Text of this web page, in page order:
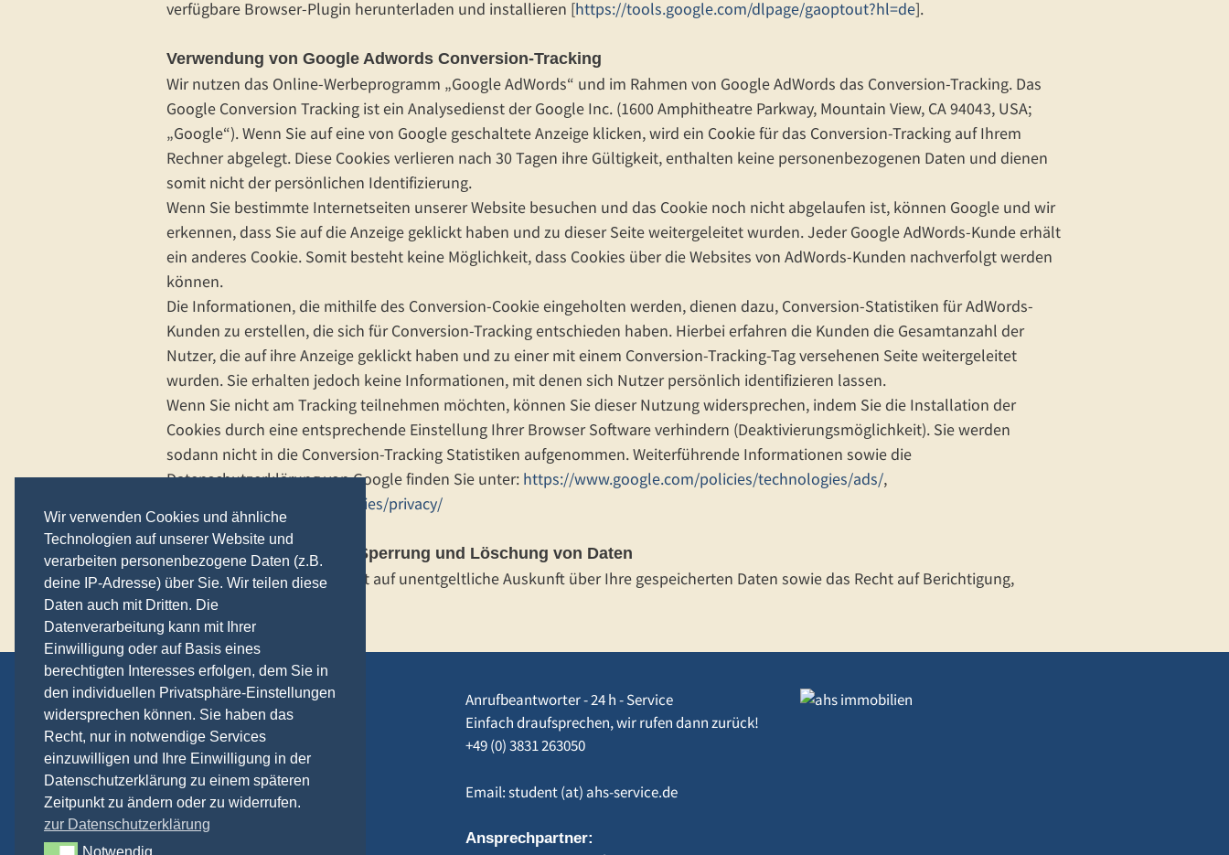
verfügbare Browser-Plugin herunterladen und installieren [https://tools.google.com/dlpage/gaoptout?hl=de].
Verwendung von Google Adwords Conversion-Tracking
Wir nutzen das Online-Werbeprogramm „Google AdWords“ und im Rahmen von Google AdWords das Conversion-Tracking. Das
Google Conversion Tracking ist ein Analysedienst der Google Inc. (1600 Amphitheatre Parkway, Mountain View, CA 94043, USA;
„Google“). Wenn Sie auf eine von Google geschaltete Anzeige klicken, wird ein Cookie für das Conversion-Tracking auf Ihrem
Rechner abgelegt. Diese Cookies verlieren nach 30 Tagen ihre Gültigkeit, enthalten keine personenbezogenen Daten und dienen
somit nicht der persönlichen Identifizierung.
Wenn Sie bestimmte Internetseiten unserer Website besuchen und das Cookie noch nicht abgelaufen ist, können Google und wir
erkennen, dass Sie auf die Anzeige geklickt haben und zu dieser Seite weitergeleitet wurden. Jeder Google AdWords-Kunde erhält
ein anderes Cookie. Somit besteht keine Möglichkeit, dass Cookies über die Websites von AdWords-Kunden nachverfolgt werden
können.
Die Informationen, die mithilfe des Conversion-Cookie eingeholten werden, dienen dazu, Conversion-Statistiken für AdWords-
Kunden zu erstellen, die sich für Conversion-Tracking entschieden haben. Hierbei erfahren die Kunden die Gesamtanzahl der
Nutzer, die auf ihre Anzeige geklickt haben und zu einer mit einem Conversion-Tracking-Tag versehenen Seite weitergeleitet
wurden. Sie erhalten jedoch keine Informationen, mit denen sich Nutzer persönlich identifizieren lassen.
Wenn Sie nicht am Tracking teilnehmen möchten, können Sie dieser Nutzung widersprechen, indem Sie die Installation der
Cookies durch eine entsprechende Einstellung Ihrer Browser Software verhindern (Deaktivierungsmöglichkeit). Sie werden
sodann nicht in die Conversion-Tracking Statistiken aufgenommen. Weiterführende Informationen sowie die
Datenschutzerklärung von Google finden Sie unter: https://www.google.com/policies/technologies/ads/,
https://www.google.de/policies/privacy/
Auskunft, Berichtigung, Sperrung und Löschung von Daten
Sie haben jederzeit das Recht auf unentgeltliche Auskunft über Ihre gespeicherten Daten sowie das Recht auf Berichtigung,
Löschung bzw. Sperrung.
Anfahrt
Kontakt
Webcam
Links
Datenschutzerklärung
Impressum
Anrufbeantworter - 24 h - Service
Einfach draufsprechen, wir rufen dann zurück!
+49 (0) 3831 263050
Email: student (at) ahs-service.de
Ansprechpartner:
Wir verwenden Cookies und ähnliche
Technologien auf unserer Website und
verarbeiten personenbezogene Daten (z.B.
deine IP-Adresse) über Sie. Wir teilen diese
Daten auch mit Dritten. Die
Datenverarbeitung kann mit Ihrer
Einwilligung oder auf Basis eines
berechtigten Interesses erfolgen, dem Sie in
den individuellen Privatsphäre-Einstellungen
widersprechen können. Sie haben das
Recht, nur in notwendige Services
einzuwilligen und Ihre Einwilligung in der
Datenschutzerklärung zu einem späteren
Zeitpunkt zu ändern oder zu widerrufen.
zur Datenschutzerklärung
Notwendig